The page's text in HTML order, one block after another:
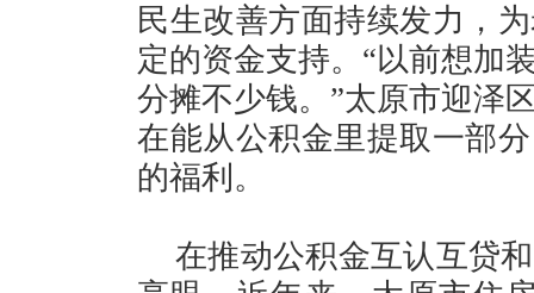
民生改善方面持续发力，
定的资金支持。“以前想加
分摊不少钱。”太原市迎泽
在能从公积金里提取一部
的福利。
在推动公积金互认互贷